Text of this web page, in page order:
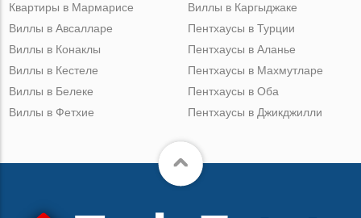
Квартиры в Мармарисе
Виллы в Каргыджаке
Виллы в Авсалларе
Виллы в Конаклы
Виллы в Кестеле
Виллы в Белеке
Виллы в Фетхие
Пентхаусы в Турции
Пентхаусы в Аланье
Пентхаусы в Махмутларе
Пентхаусы в Оба
Пентхаусы в Джикджилли